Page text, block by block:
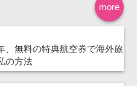
more
、無料の特典航空券で海外旅
の方法